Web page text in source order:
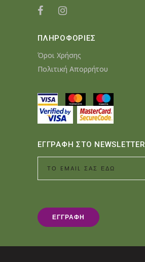
ΠΛΗΡΟΦΟΡΙΕΣ
Όροι Χρήσης
Πολιτική Απορρήτου
ΕΓΓΡΑΦΗ ΣΤΟ NEWSLETTER